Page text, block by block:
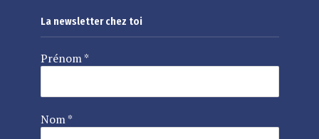
La newsletter chez toi
Prénom*
Nom*